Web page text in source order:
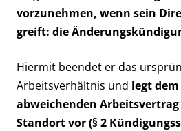
vorzunehmen, wenn sein
greift: die
Hiermit beendet er das
Arbeitsverhältnis und legt
abweichenden
Standort vor (§ 2